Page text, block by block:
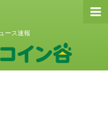
ース速報